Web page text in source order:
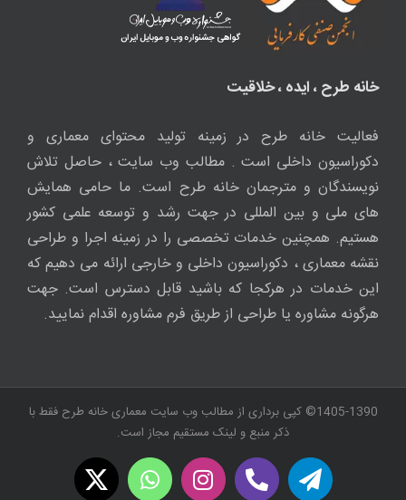
خانه طرح ، ایده ، خلاقیت
فعالیت خانه طرح در زمینه تولید محتوای معماری و
دکوراسیون داخلی است . مطالب وب سایت ، حاصل تلاش
نویسندگان و مترجمان خانه طرح است. ما حامی همایش
های ملی و بین المللی در جهت رشد و توسعه علمی کشور
هستیم. همچنین خدمات تخصصی را در زمینه اجرا و طراحی
نقشه معماری ، دکوراسیون داخلی و خارجی ارائه می دهیم که
این خدمات در هرکجا که باشید قابل دسترس است. جهت
هرگونه مشاوره یا طراحی از طریق فرم مشاوره اقدام نمایید.
1405-1390© کپی برداری از مطالب وب سایت معماری خانه طرح فقط با
ذکر منبع و لینک مستقیم مجاز است.
Telegram
Twitch
Instagram
WhatsApp
X